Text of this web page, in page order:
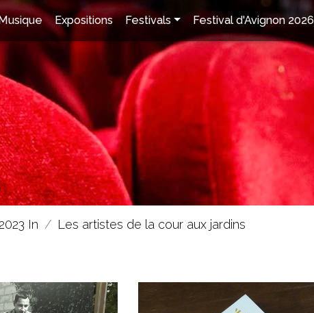
Expositions Festivals Festival d'Avignon 2026
In Les artistes de la cour aux jardins